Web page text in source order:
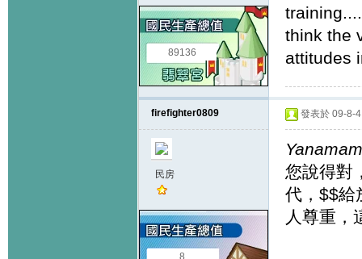
89136
think the
attitudes
firefighter0809
民房
8
發表於 09-8-
您說得對
代，$$給
人尊重，